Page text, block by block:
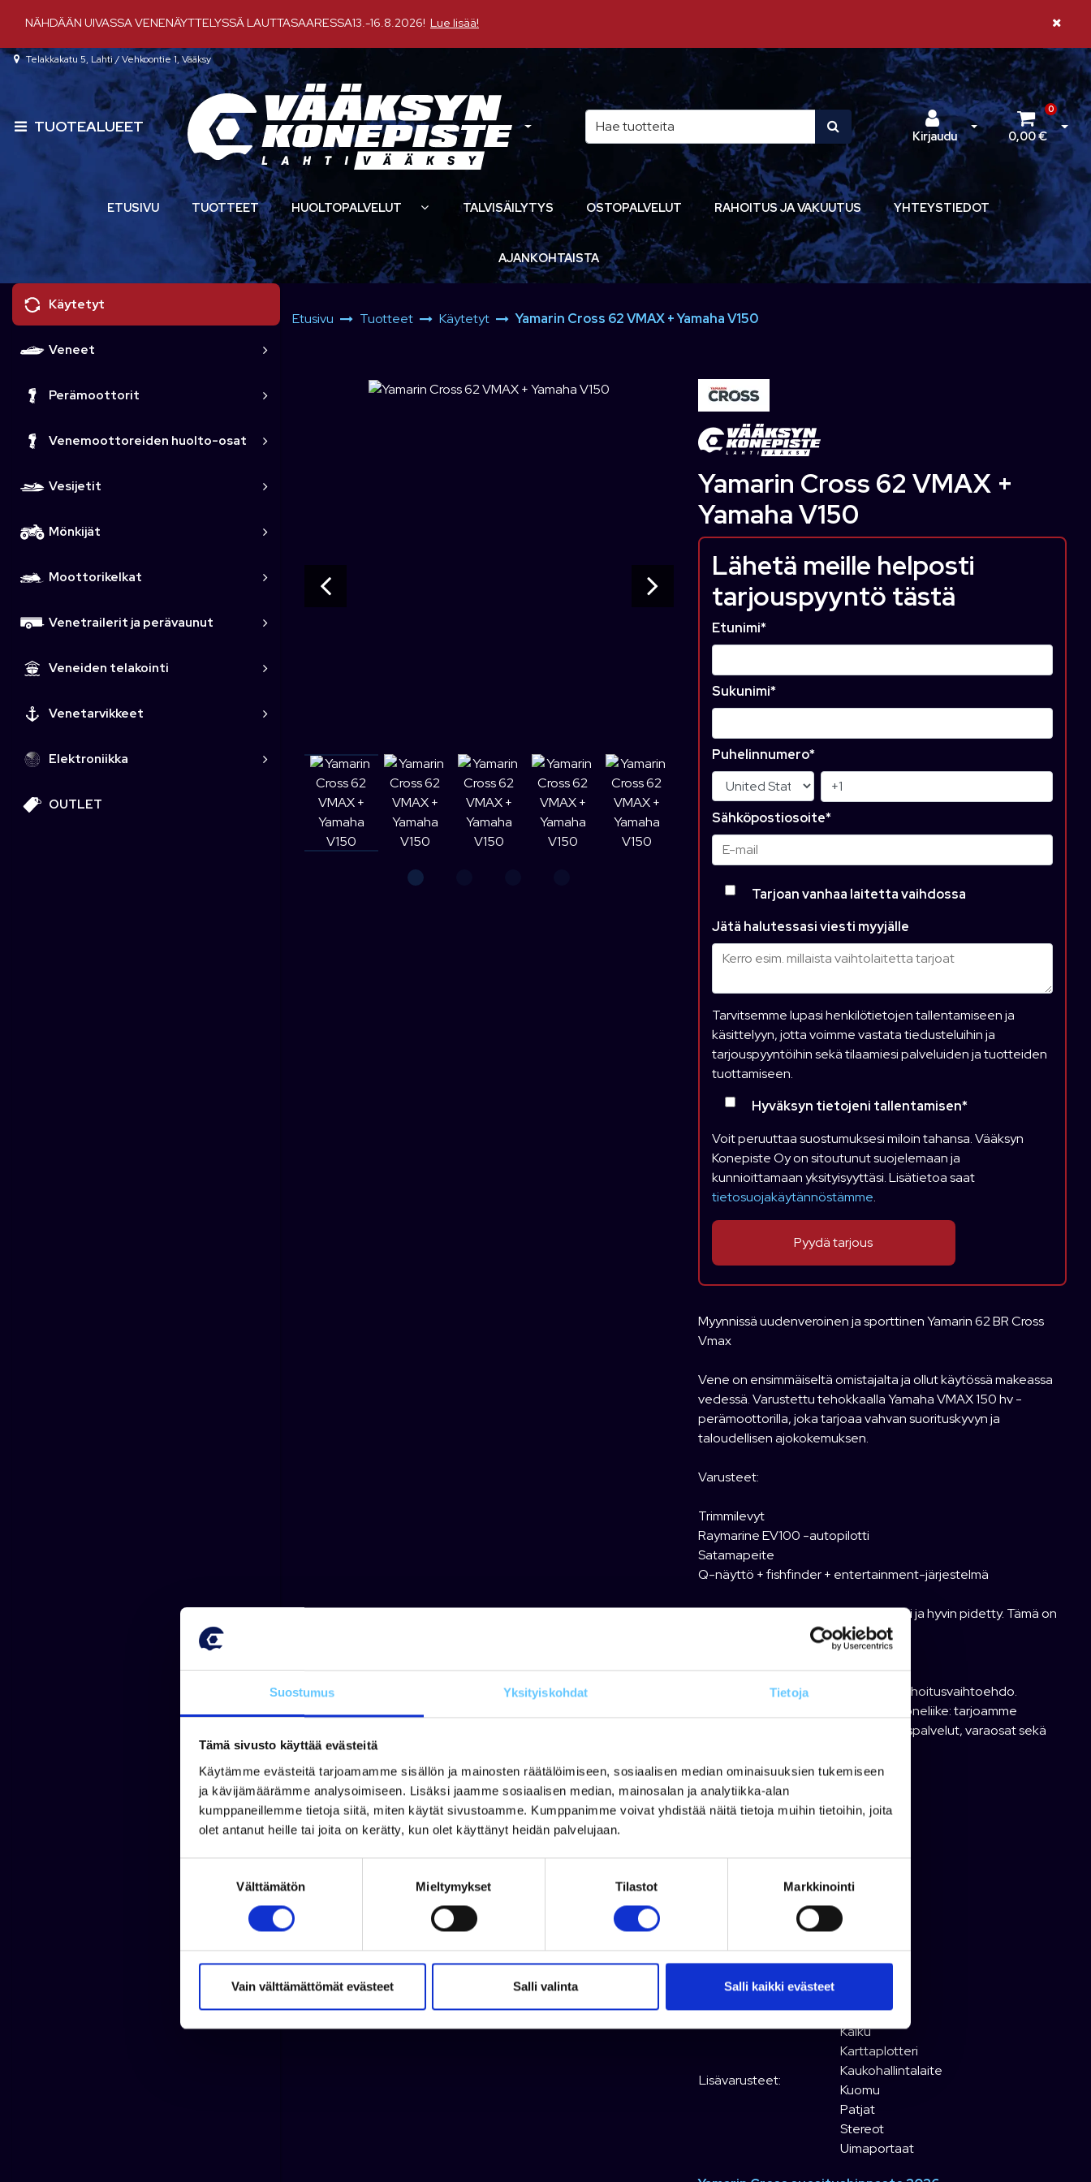
Suostumus Yksityiskohdat Tietoja
Tämä sivusto käyttää evästeitä
Käytämme evästeitä tarjoamamme sisällön ja mainosten räätälöimiseen, sosiaalisen median ominaisuuksien tukemiseen
ja kävijämäärämme analysoimiseen. Lisäksi jaamme sosiaalisen median, mainosalan ja analytiikka-alan
kumppaneillemme tietoja siitä, miten käytät sivustoamme. Kumppanimme voivat yhdistää näitä tietoja muihin tietoihin, joita
olet antanut heille tai joita on kerätty, kun olet käyttänyt heidän palvelujaan.
k
Välttämätön Mieltymykset Tilastot Markkinointi
Vain välttämättömät evästeet Salli valinta Salli kaikki evästeet
NÄHDÄÄN UIVASSA VENENÄYTTELYSSÄ LAUTTASAARESSA13.-16.8.2026! Lue lisää! Sulje
Telakkakatu 5, Lahti / Vehkoontie 1, Vääksy
TUOTEALUEET
Kirjaudu
Avaa kirjautuminen
0
0,00 €
ETUSIVU TUOTTEET HUOLTOPALVELUT TALVISÄILYTYS OSTOPALVELUT RAHOITUS JA VAKUUTUS YHTEYSTIEDOT
AJANKOHTAISTA
Käytetyt
Veneet
Perämoottorit
Venemoottoreiden huolto-osat
Vesijetit
Mönkijät
Moottorikelkat
Venetrailerit ja perävaunut
Veneiden telakointi
Venetarvikkeet
Elektroniikka
OUTLET
Etusivu Tuotteet Käytetyt Yamarin Cross 62 VMAX + Yamaha V150
Yamarin Cross 62 VMAX +
Yamaha V150
Lähetä meille helposti
tarjouspyyntö tästä
Etunimi*
Sukunimi*
Puhelinnumero*
Sähköpostiosoite*
Tarjoan vanhaa laitetta vaihdossa
Jätä halutessasi viesti myyjälle
Tarvitsemme lupasi henkilötietojen tallentamiseen ja
käsittelyyn, jotta voimme vastata tiedusteluihin ja
tarjouspyyntöihin sekä tilaamiesi palveluiden ja tuotteiden
tuottamiseen.
Hyväksyn tietojeni tallentamisen*
Voit peruuttaa suostumuksesi miloin tahansa. Vääksyn
Konepiste Oy on sitoutunut suojelemaan ja
kunnioittamaan yksityisyyttäsi. Lisätietoa saat
tietosuojakäytännöstämme.
Myynnissä uudenveroinen ja sporttinen Yamarin 62 BR Cross
Vmax
Vene on ensimmäiseltä omistajalta ja ollut käytössä makeassa
vedessä. Varustettu tehokkaalla Yamaha VMAX 150 hv -
perämoottorilla, joka tarjoaa vahvan suorituskyvyn ja
taloudellisen ajokokemuksen.
Varusteet:
Trimmilevyt
Raymarine EV100 -autopilotti
Satamapeite
Q-näyttö + fishfinder + entertainment-järjestelmä
Vene on kokonaisuutena erittäin siisti ja hyvin pidetty. Tämä on
järkevä vaihtoehto uudelle veneelle!
Meidän kauttamme myös edulliset rahoitusvaihtoehdo.
Olemme täyden palvelun vene- ja koneliike: tarjoamme
käyttöösi myös huolto- ja talvisäilytyspalvelut, varaosat sekä
Moottorin merkki:
Yamaha
Moottorin malli:
Moottorin vuosimalli:
2023
Moottorin käyttötunnit: 89 h
6.12 m
2.26 m
875 kg
Runkomateriaali:
Alumiini
Vuosimalli:
2023
Rekisterinumero:
Lisävarusteet:
Autopilotti
Kaiku
Karttaplotteri
Kaukohallintalaite
Kuomu
Patjat
Stereot
Uimaportaat